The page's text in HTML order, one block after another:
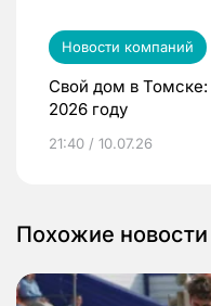
Новости компаний
Свой дом в Томске:
2026 году
21:40 / 10.07.26
Похожие новости